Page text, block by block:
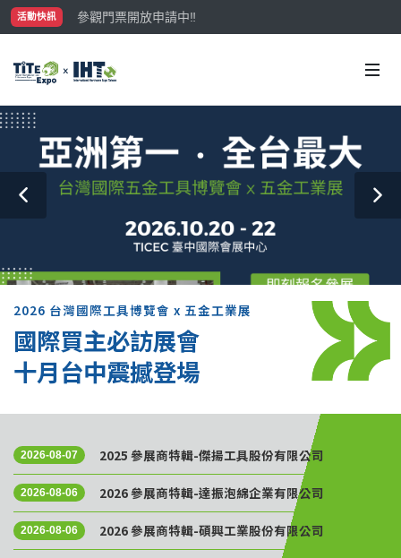
活動快訊
參觀門票開放申請中‼️
最大規模台灣五金展TiTE x IHT，2026/10/20-22與您在臺
2026 台灣國際工具博覽會 x 五金工業展
國際買主必訪展會
十月台中震撼登場
2026-08-07 2025 參展商特輯-傑揚工具股份有限公司
2026-08-06 2026 參展商特輯-達振泡綿企業有限公司
2026-08-06 2026 參展商特輯-碩興工業股份有限公司